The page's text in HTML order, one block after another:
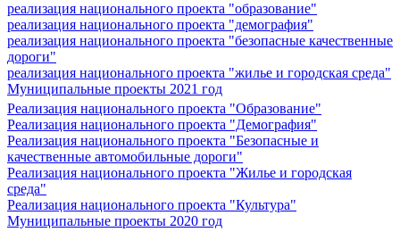
реализация национального проекта "образование"
реализация национального проекта "демография"
реализация национального проекта "безопасные качественные
дороги"
реализация национального проекта "жилье и городская среда"
Муниципальные проекты 2021 год
Реализация национального проекта "Образование"
Реализация национального проекта "Демография"
Реализация национального проекта "Безопасные и
качественные автомобильные дороги"
Реализация национального проекта "Жилье и городская
среда"
Реализация национального проекта "Культура"
Муниципальные проекты 2020 год